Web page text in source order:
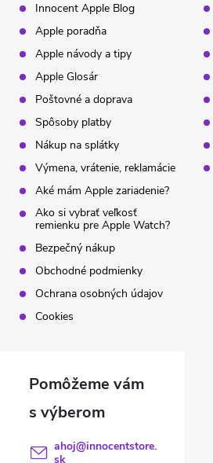
Innocent Apple Blog
Apple poradňa
Apple návody a tipy
Apple Glosár
Poštovné a doprava
Spôsoby platby
Nákup na splátky
Výmena, vrátenie, reklamácie
Aké mám Apple zariadenie?
Ako si vybrať veľkosť
remienku pre Apple Watch?
Bezpečný nákup
Obchodné podmienky
Ochrana osobných údajov
Cookies
ahoj@innocentstore.
sk